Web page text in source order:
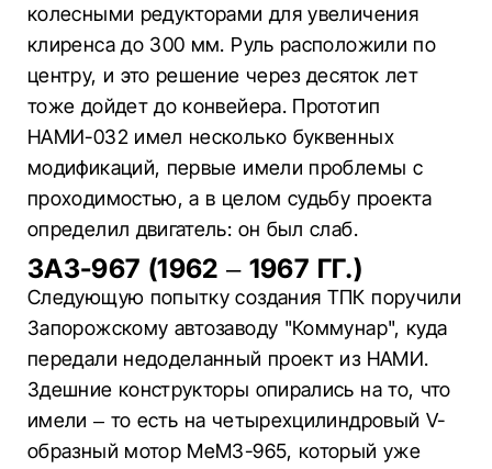
колесными редукторами для увеличения
клиренса до 300 мм. Руль расположили по
центру, и это решение через десяток лет
тоже дойдет до конвейера. Прототип
НАМИ-032 имел несколько буквенных
модификаций, первые имели проблемы с
проходимостью, а в целом судьбу проекта
определил двигатель: он был слаб.
ЗАЗ-967 (1962 – 1967 ГГ.)
Следующую попытку создания ТПК поручили
Запорожскому автозаводу "Коммунар", куда
передали недоделанный проект из НАМИ.
Здешние конструкторы опирались на то, что
имели – то есть на четырехцилиндровый V-
образный мотор МеМЗ-965, который уже